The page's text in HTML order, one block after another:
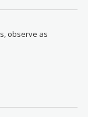
observe as